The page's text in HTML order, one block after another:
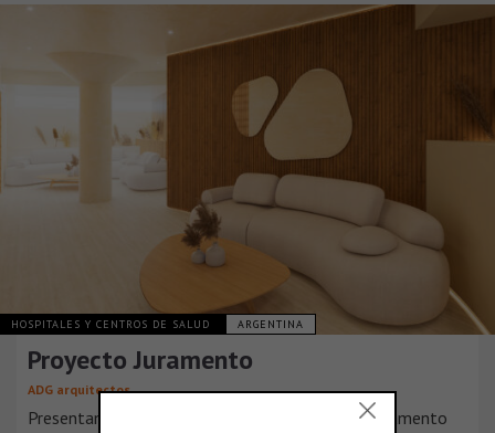
HOSPITALES Y CENTROS DE SALUD ARGENTINA
Proyecto Juramento
ADG arquitectos
Presentamos el proyecto de remodelación de Juramento